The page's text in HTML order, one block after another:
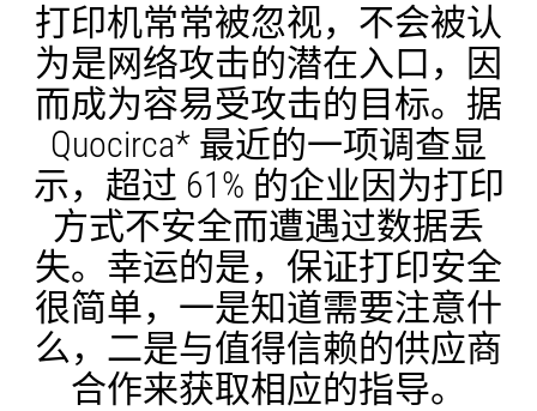
打印机常常被忽视，不会被认
为是网络攻击的潜在入口，因
而成为容易受攻击的目标。据
Quocirca* 最近的一项调查显
示，超过 61% 的企业因为打印
方式不安全而遭遇过数据丢
失。幸运的是，保证打印安全
很简单，一是知道需要注意什
么，二是与值得信赖的供应商
合作来获取相应的指导。